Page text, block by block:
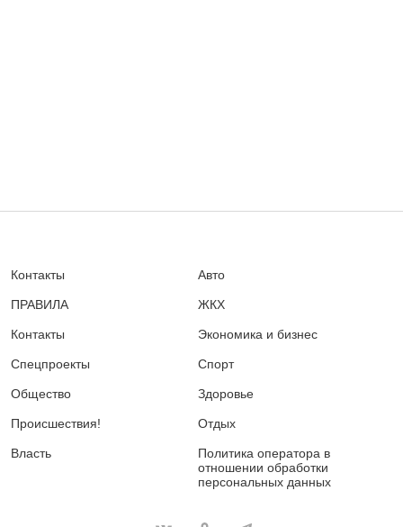
Контакты
ПРАВИЛА
Контакты
Спецпроекты
Общество
Происшествия!
Власть
Авто
ЖКХ
Экономика и бизнес
Спорт
Здоровье
Отдых
Политика оператора в
отношении обработки
персональных данных